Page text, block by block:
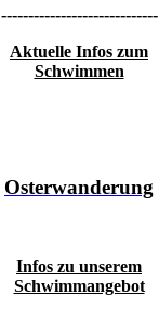
-----------------------------
Aktuelle Infos zum
Schwimmen
Osterwanderung
Infos zu unserem
Schwimmangebot